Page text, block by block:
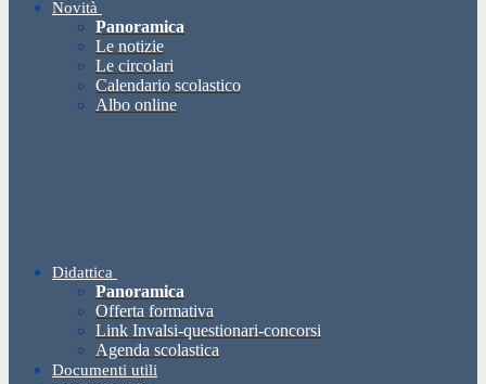
Novità
Panoramica
Le notizie
Le circolari
Calendario scolastico
Albo online
Didattica
Panoramica
Offerta formativa
Link Invalsi-questionari-concorsi
Agenda scolastica
Documenti utili